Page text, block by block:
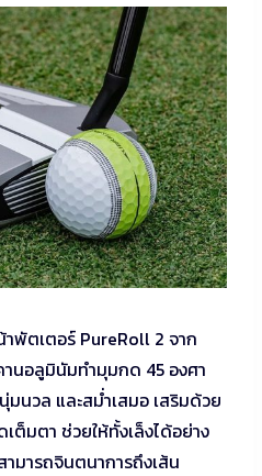
าพัตเตอร์ PureRoll 2 จาก
นอลูมินัมทำมุมกด 45 องศา
นวล และสม่ำเสมอ เสริมด้วย
ต็มตา ช่วยให้ทั้งเล็งได้อย่าง
มารถจินตนาการถึงเส้น